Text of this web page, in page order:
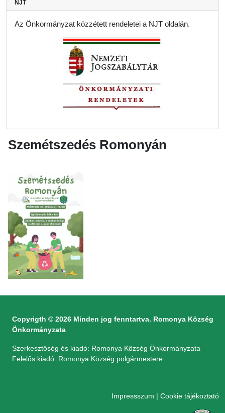
NJT
Az Önkormányzat közzétett rendeletei a NJT oldalán.
Szemétszedés Romonyán
Copyrigth © 2026 Minden jog fenntartva. Romonya Község
Önkormányzata
Szerkesztőség és kiadó: Romonya Község Önkormányzata
Felelős kiadó: Romonya Község polgármestere
Impressszum | Cookie tájékoztató